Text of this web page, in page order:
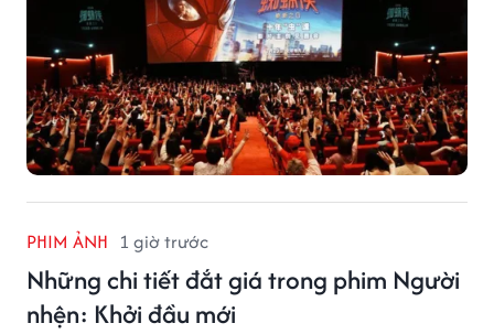
PHIM ẢNH 1 giờ trước
Những chi tiết đắt giá trong phim Người
nhện: Khởi đầu mới